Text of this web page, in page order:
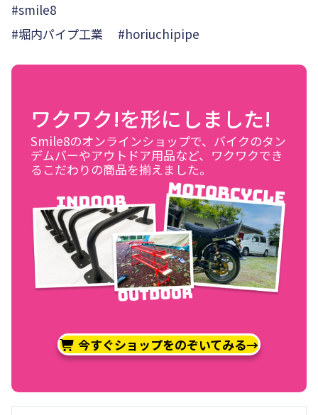
#smile8
#堀内パイプ工業 #horiuchipipe
ワクワク!を形にしました!
Smile8のオンラインショップで、バイクのタン
デムバーやアウトドア用品など、ワクワクでき
るこだわりの商品を揃えました。
今すぐショップをのぞいてみる→